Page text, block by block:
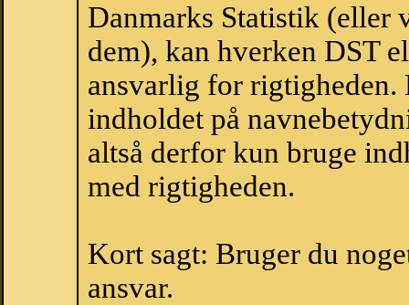
Danmarks Statistik (eller
dem), kan hverken DST
ansvarlig for
indholdet på
altså derfor kun bruge
med rigtigheden.
Kort sagt: Bruger du
ansvar.